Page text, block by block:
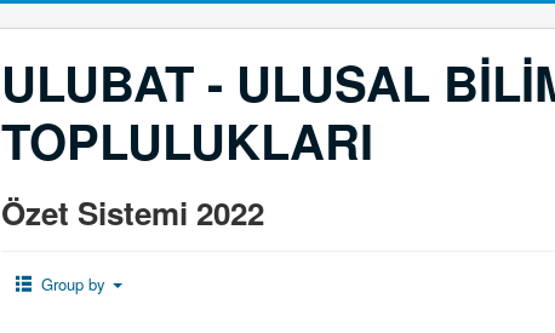
ULUBAT - ULUSAL
TOPLULUKLARI
Özet Sistemi 2022
Group by